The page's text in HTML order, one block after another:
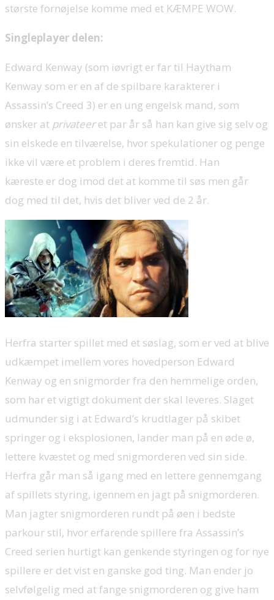
største fornøjelse komme med et KÆMPE WOW.
Singleplayer delen:
Edward Kenway (som iøvrigt er far til Haytham
Kenway som er en af de spilbare karakterer i
Assassin’s Creed 3) er en ung engelsk mand, som
ønsker at privateeret par år så han kan give sig selv og
sin elskede en tilværelse, hvor spekulationer og penge
ikke vil være et problem i deres fremtid. Han
kæreste er dog imod det at komme til søs men går
dog med til det, hvis det bliver ved de 2 år.
Herfra starter spillet med et søslag, som er ved at blive
udkæmpet imellem vores hovedperson Edward
Kenway og en snigmorder fra den hemmelige orden,
som har et vigtigt dokument der skal leveres. Slaget
udmunder sig i at Edward’s krudtlager på skibet
springer og i eksplosionen, lander man på en øde ø,
lettere kvæstet og med snigmorderen ved sin side.
Herfra går man så igang med en lettere gennemgang
af spillets styring, igennem en jagt på snigmorderen.
Man jagter snigmorderen rundt på øen i bedste
parkour stil, hvor erfarende spillere fra Assassin’s
Creed serien hurtigt kan genkende styringen og for nye
spillere er det vist en ganske god ting. Man ender jo
selvfølgelig med at fange snigmorderen og give ham